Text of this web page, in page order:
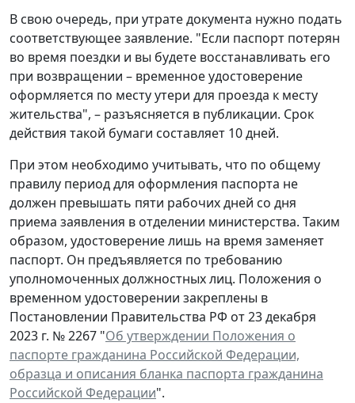
В свою очередь, при утрате документа нужно подать
соответствующее заявление. "Если паспорт потерян
во время поездки и вы будете восстанавливать его
при возвращении – временное удостоверение
оформляется по месту утери для проезда к месту
жительства", – разъясняется в публикации. Срок
действия такой бумаги составляет 10 дней.
При этом необходимо учитывать, что по общему
правилу период для оформления паспорта не
должен превышать пяти рабочих дней со дня
приема заявления в отделении министерства. Таким
образом, удостоверение лишь на время заменяет
паспорт. Он предъявляется по требованию
уполномоченных должностных лиц. Положения о
временном удостоверении закреплены в
Постановлении Правительства РФ от 23 декабря
2023 г. № 2267 "Об утверждении Положения о
паспорте гражданина Российской Федерации,
образца и описания бланка паспорта гражданина
Российской Федерации".